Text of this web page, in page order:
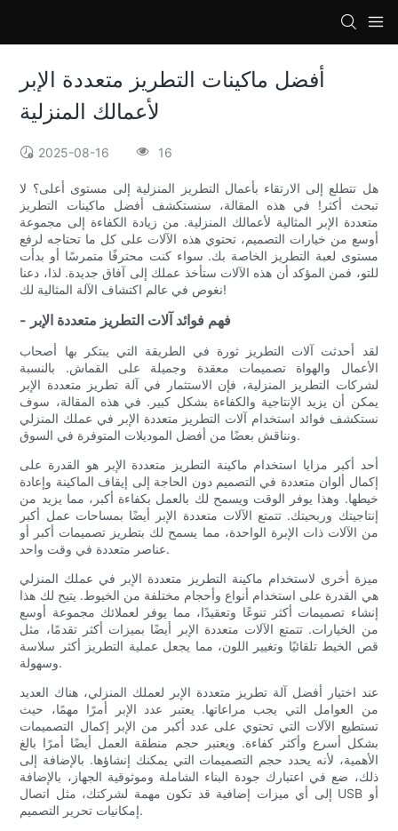
أفضل ماكينات التطريز متعددة الإبر
لأعمالك المنزلية
2025-08-16 16
هل تتطلع إلى الارتقاء بأعمال التطريز المنزلية إلى مستوى أعلى؟ لا
تبحث أكثر! في هذه المقالة، سنستكشف أفضل ماكينات التطريز
متعددة الإبر المثالية لأعمالك المنزلية. من زيادة الكفاءة إلى مجموعة
أوسع من خيارات التصميم، تحتوي هذه الآلات على كل ما تحتاجه لرفع
مستوى لعبة التطريز الخاصة بك. سواء كنت محترفًا متمرسًا أو بدأت
للتو، فمن المؤكد أن هذه الآلات ستأخذ عملك إلى آفاق جديدة. لذا، دعنا
نغوص في عالم اكتشاف الآلة المثالية لك!
- فهم فوائد آلات التطريز متعددة الإبر
لقد أحدثت آلات التطريز ثورة في الطريقة التي يبتكر بها أصحاب
الأعمال والهواة تصميمات معقدة وجميلة على القماش. بالنسبة
لشركات التطريز المنزلية، فإن الاستثمار في آلة تطريز متعددة الإبر
يمكن أن يزيد الإنتاجية والكفاءة بشكل كبير. في هذه المقالة، سوف
نستكشف فوائد استخدام آلات التطريز متعددة الإبر في عملك المنزلي
ونناقش بعضًا من أفضل الموديلات المتوفرة في السوق.
أحد أكبر مزايا استخدام ماكينة التطريز متعددة الإبر هو القدرة على
إكمال ألوان متعددة في التصميم دون الحاجة إلى إيقاف الماكينة وإعادة
خيطها. وهذا يوفر الوقت ويسمح لك بالعمل بكفاءة أكبر، مما يزيد من
إنتاجيتك وربحيتك. تتمتع الآلات متعددة الإبر أيضًا بمساحات عمل أكبر
من الآلات ذات الإبرة الواحدة، مما يسمح لك بتطريز تصميمات أكبر أو
عناصر متعددة في وقت واحد.
ميزة أخرى لاستخدام ماكينة التطريز متعددة الإبر في عملك المنزلي
هي القدرة على استخدام أنواع وأحجام مختلفة من الخيوط. يتيح لك هذا
إنشاء تصميمات أكثر تنوعًا وتعقيدًا، مما يوفر لعملائك مجموعة أوسع
من الخيارات. تتمتع الآلات متعددة الإبر أيضًا بميزات أكثر تقدمًا، مثل
قص الخيط تلقائيًا وتغيير اللون، مما يجعل عملية التطريز أكثر سلاسة
وسهولة.
عند اختيار أفضل آلة تطريز متعددة الإبر لعملك المنزلي، هناك العديد
من العوامل التي يجب مراعاتها. يعتبر عدد الإبر أمرًا مهمًا، حيث
تستطيع الآلات التي تحتوي على عدد أكبر من الإبر إكمال التصميمات
بشكل أسرع وأكثر كفاءة. ويعتبر حجم منطقة العمل أيضًا أمرًا بالغ
الأهمية، لأنه يحدد حجم التصميمات التي يمكنك إنشاؤها. بالإضافة إلى
ذلك، ضع في اعتبارك جودة البناء الشاملة وموثوقية الجهاز، بالإضافة
إلى أي ميزات إضافية قد تكون مهمة لشركتك، مثل اتصال USB أو
إمكانيات تحرير التصميم.